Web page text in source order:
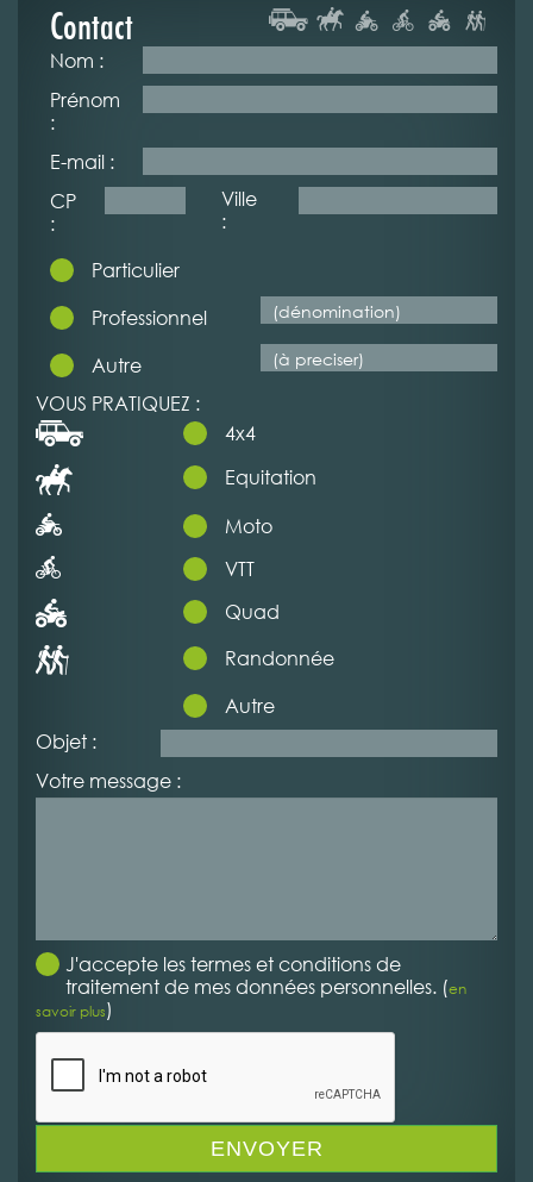
Contact
Nom :
Prénom
:
E-mail :
CP
:
Ville
:
Particulier
Professionnel
Autre
VOUS PRATIQUEZ :
4x4
Equitation
Moto
VTT
Quad
Randonnée
Autre
Objet :
Votre message :
J'accepte les termes et conditions de
traitement de mes données personnelles. (en
savoir plus)